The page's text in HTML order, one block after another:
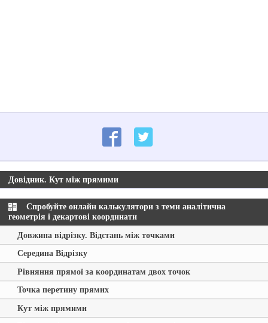
Довідник. Кут між прямими
Спробуйте онлайн калькулятори з теми аналітична
геометрія і декартові координати
Довжина відрізку. Відстань між точками
Середина Відрізку
Рівняння прямої за координатам двох точок
Точка перетину прямих
Кут між прямими